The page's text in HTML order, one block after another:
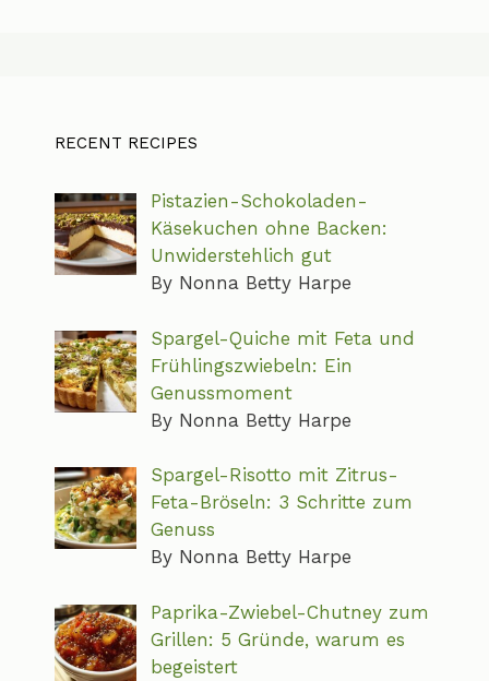
RECENT RECIPES
Pistazien-Schokoladen-
Käsekuchen ohne Backen:
Unwiderstehlich gut
By Nonna Betty Harpe
Spargel-Quiche mit Feta und
Frühlingszwiebeln: Ein
Genussmoment
By Nonna Betty Harpe
Spargel-Risotto mit Zitrus-
Feta-Bröseln: 3 Schritte zum
Genuss
By Nonna Betty Harpe
Paprika-Zwiebel-Chutney zum
Grillen: 5 Gründe, warum es
begeistert